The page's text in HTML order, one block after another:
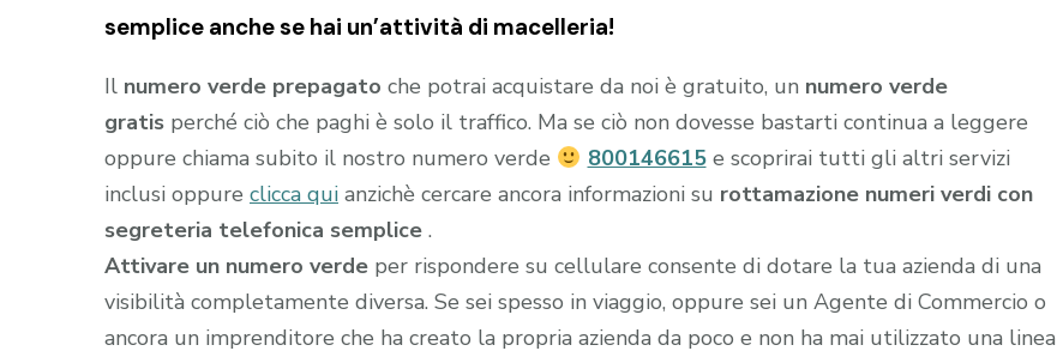
semplice anche se hai un’attività di macelleria!
Il numero verde prepagato che potrai acquistare da noi è gratuito, un numero verde
gratis perché ciò che paghi è solo il traffico. Ma se ciò non dovesse bastarti continua a leggere
oppure chiama subito il nostro numero verde
800146615e scoprirai tutti gli altri servizi
inclusi oppure clicca qui anzichè cercare ancora informazioni su rottamazione numeri verdi con
segreteria telefonica semplice .
Attivare un numero verde per rispondere su cellulare consente di dotare la tua azienda di una
visibilità completamente diversa. Se sei spesso in viaggio, oppure sei un Agente di Commercio o
ancora un imprenditore che ha creato la propria azienda da poco e non ha mai utilizzato una linea